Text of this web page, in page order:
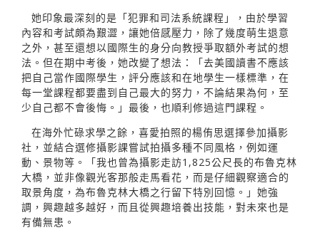
她印象最深刻的是「犯罪和司法系統課程」，由於學習
內容和考試頗為艱澀，讓她倍感壓力，除了幾度萌生退意
之外，甚至還想以國際生的身分向教授爭取額外考試的想
法。但在期中考後，她改變了想法：「去美國讀書不應該
把自己當作國際學生，評分應該和在地學生一樣標準，在
每一堂課程都要盡到自己最大的努力，不論結果為何，至
少自己都不會後悔。」最後，也順利修過這門課程。
在海外忙碌求學之餘，喜愛拍照的楊侑思選擇參加攝影
社，並結合選修攝影課嘗試拍攝多種不同風格，例如運
動、景物等。「我也曾為攝影走訪1,825公尺長的布魯克林
大橋，並非像觀光客那般走馬看花，而是仔細觀察適合的
取景角度，為布魯克林大橋之行留下特別回憶。」她強
調，興趣越多越好，而且從興趣培養出技能，對未來也是
有備無患。